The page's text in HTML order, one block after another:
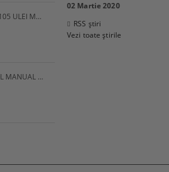
A000989970105 ULEI MOTOR 5W30 5L MERCEDES
ULEI CASTROL MANUAL EP 80W90
02 Martie 2020
RSS știri
Vezi toate știrile